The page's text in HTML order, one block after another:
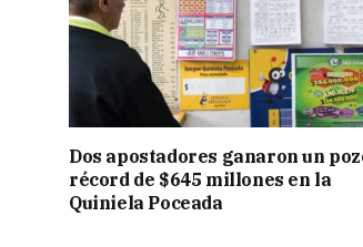
Dos apostadores ganaron un
récord de $645 millones en la
Quiniela Poceada